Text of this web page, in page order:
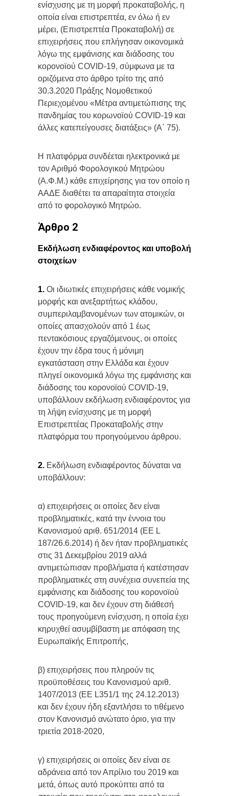
ενίσχυσης με τη μορφή προκαταβολής, η
οποία είναι επιστρεπτέα, εν όλω ή εν
μέρει, (Επιστρεπτέα Προκαταβολή) σε
επιχειρήσεις που επλήγησαν οικονομικά
λόγω της εμφάνισης και διάδοσης του
κορονοϊού COVID-19, σύμφωνα με τα
οριζόμενα στο άρθρο τρίτο της από
30.3.2020 Πράξης Νομοθετικού
Περιεχομένου «Μέτρα αντιμετώπισης της
πανδημίας του κορωνοϊού COVID-19 και
άλλες κατεπείγουσες διατάξεις» (Α΄ 75).
Η πλατφόρμα συνδέεται ηλεκτρονικά με
τον Αριθμό Φορολογικού Μητρώου
(Α.Φ.Μ.) κάθε επιχείρησης για τον οποίο η
ΑΑΔΕ διαθέτει τα απαραίτητα στοιχεία
από το φορολογικό Μητρώο.
Άρθρο 2
Εκδήλωση ενδιαφέροντος και υποβολή
στοιχείων
1. Οι ιδιωτικές επιχειρήσεις κάθε νομικής
μορφής και ανεξαρτήτως κλάδου,
συμπεριλαμβανομένων των ατομικών, οι
οποίες απασχολούν από 1 έως
πεντακόσιους εργαζόμενους, οι οποίες
έχουν την έδρα τους ή μόνιμη
εγκατάσταση στην Ελλάδα και έχουν
πληγεί οικονομικά λόγω της εμφάνισης και
διάδοσης του κορονοϊού COVID-19,
υποβάλλουν εκδήλωση ενδιαφέροντος για
τη λήψη ενίσχυσης με τη μορφή
Επιστρεπτέας Προκαταβολής στην
πλατφόρμα του προηγούμενου άρθρου.
2. Εκδήλωση ενδιαφέροντος δύναται να
υποβάλλουν:
α) επιχειρήσεις οι οποίες δεν είναι
προβληματικές, κατά την έννοια του
Κανονισμού αριθ. 651/2014 (ΕΕ L
187/26.6.2014) ή δεν ήταν προβληματικές
στις 31 Δεκεμβρίου 2019 αλλά
αντιμετώπισαν προβλήματα ή κατέστησαν
προβληματικές στη συνέχεια συνεπεία της
εμφάνισης και διάδοσης του κορονοϊού
COVID-19, και δεν έχουν στη διάθεσή
τους προηγούμενη ενίσχυση, η οποία έχει
κηρυχθεί ασυμβίβαστη με απόφαση της
Ευρωπαϊκής Επιτροπής,
β) επιχειρήσεις που πληρούν τις
προϋποθέσεις του Κανονισμού αριθ.
1407/2013 (ΕΕ L351/1 της 24.12.2013)
και δεν έχουν ήδη εξαντλήσει το τιθέμενο
στον Κανονισμό ανώτατο όριο, για την
τριετία 2018-2020,
γ) επιχειρήσεις οι οποίες δεν είναι σε
αδράνεια από τον Απρίλιο του 2019 και
μετά, όπως αυτό προκύπτει από τα